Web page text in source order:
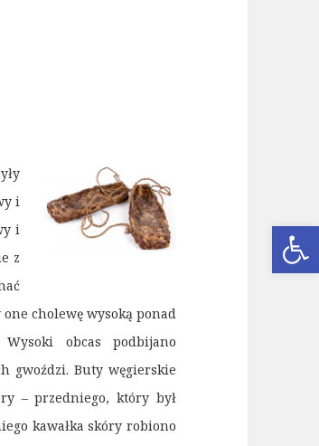
i
i
z
one cholewę wysoką ponad
obcas podbijano
gwoździ. Buty węgierskie
– przedniego, który był
kawałka skóry robiono